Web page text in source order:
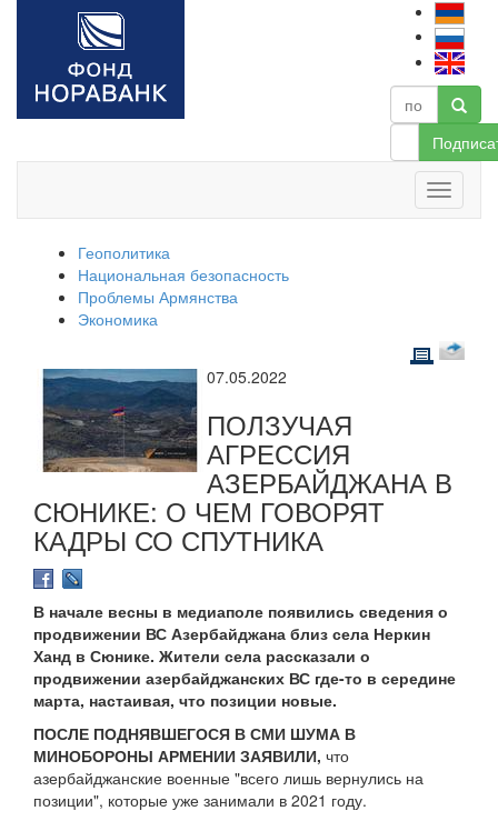
Геополитика
Национальная безопасность
Проблемы Армянства
Экономика
07.05.2022
ПОЛЗУЧАЯ
АГРЕССИЯ
АЗЕРБАЙДЖАНА В
СЮНИКЕ: О ЧЕМ ГОВОРЯТ
КАДРЫ СО СПУТНИКА
В начале весны в медиаполе появились сведения о
продвижении ВС Азербайджана близ села Неркин
Ханд в Сюнике. Жители села рассказали о
продвижении азербайджанских ВС где-то в середине
марта, настаивая, что позиции новые.
ПОСЛЕ ПОДНЯВШЕГОСЯ В СМИ ШУМА В
МИНОБОРОНЫ АРМЕНИИ ЗАЯВИЛИ, что
азербайджанские военные "всего лишь вернулись на
позиции", которые уже занимали в 2021 году.